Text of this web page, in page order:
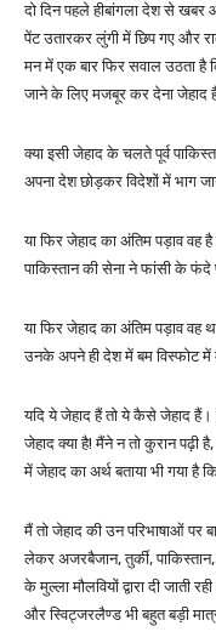
दो दिन पहले हीबांगला देश से खबर
पेंट उतारकर लुंगी में छिप गए और
मन में एक बार फिर सवाल उठता है
जाने के लिए मजबूर कर देना जेहाद
क्या इसी जेहाद के चलते पूर्व
अपना देश छोड़कर विदेशों में भाग
या फिर जेहाद का अंतिम पड़ाव वह
पाकिस्तान की सेना ने फांसी के फंदे
या फिर जेहाद का अंतिम पड़ाव वह
उनके अपने ही देश में बम विस्फोट में
यदि ये जेहाद हैं तो ये कैसे जेहाद हैं।
जेहाद क्या है! मैंने न तो कुरान पढ़ी
में जेहाद का अर्थ बताया भी गया है
मैं तो जेहाद की उन परिभाषाओं पर
लेकर अजरबैजान, तुर्की,
के मुल्ला मौलवियों द्वारा दी
और स्विट्जरलैण्ड भी बहुत बड़ी